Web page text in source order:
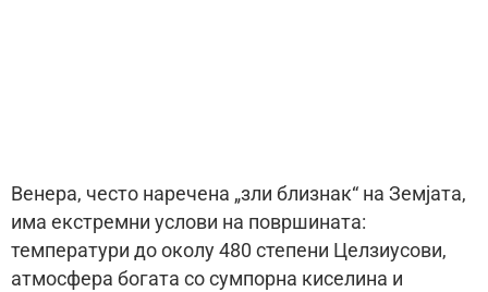
Венера, често наречена „зли близнак“ на Земјата,
има екстремни услови на површината:
температури до околу 480 степени Целзиусови,
атмосфера богата со сумпорна киселина и